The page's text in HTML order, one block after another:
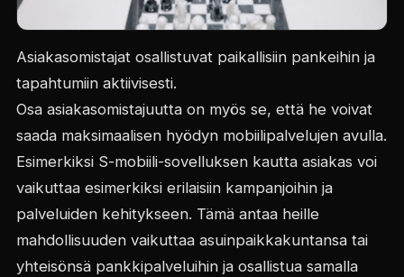
Asiakasomistajat osallistuvat paikallisiin pankeihin ja
tapahtumiin aktiivisesti.
Osa asiakasomistajuutta on myös se, että he voivat
saada maksimaalisen hyödyn mobiilipalvelujen avulla.
Esimerkiksi S-mobiili-sovelluksen kautta asiakas voi
vaikuttaa esimerkiksi erilaisiin kampanjoihin ja
palveluiden kehitykseen. Tämä antaa heille
mahdollisuuden vaikuttaa asuinpaikkakuntansa tai
yhteisönsä pankkipalveluihin ja osallistua samalla